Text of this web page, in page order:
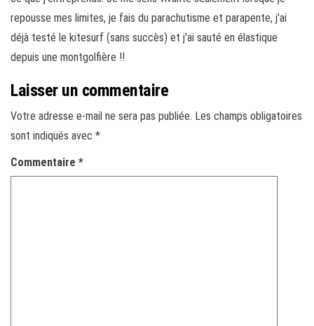
repousse mes limites, je fais du parachutisme et parapente, j'ai
déjà testé le kitesurf (sans succès) et j'ai sauté en élastique
depuis une montgolfière !!
Laisser un commentaire
Votre adresse e-mail ne sera pas publiée. Les champs obligatoires
sont indiqués avec *
Commentaire *